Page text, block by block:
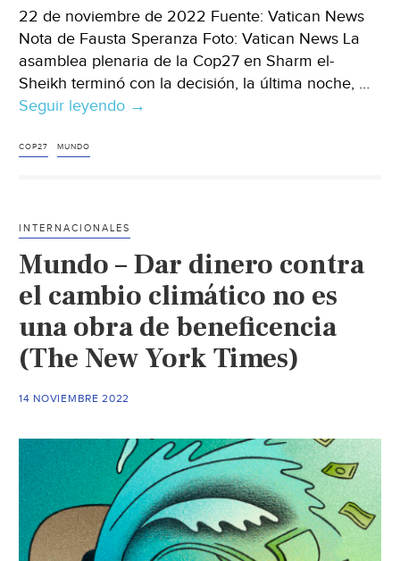
22 de noviembre de 2022 Fuente: Vatican News
Nota de Fausta Speranza Foto: Vatican News La
asamblea plenaria de la Cop27 en Sharm el-
Sheikh terminó con la decisión, la última noche, …
Seguir leyendo Mundo
los
daños
causados
por
el
cambio
climático
→
COP27 MUNDO
INTERNACIONALES
Mundo – Dar dinero contra
el cambio climático no es
una obra de beneficencia
(The New York Times)
14 NOVIEMBRE 2022